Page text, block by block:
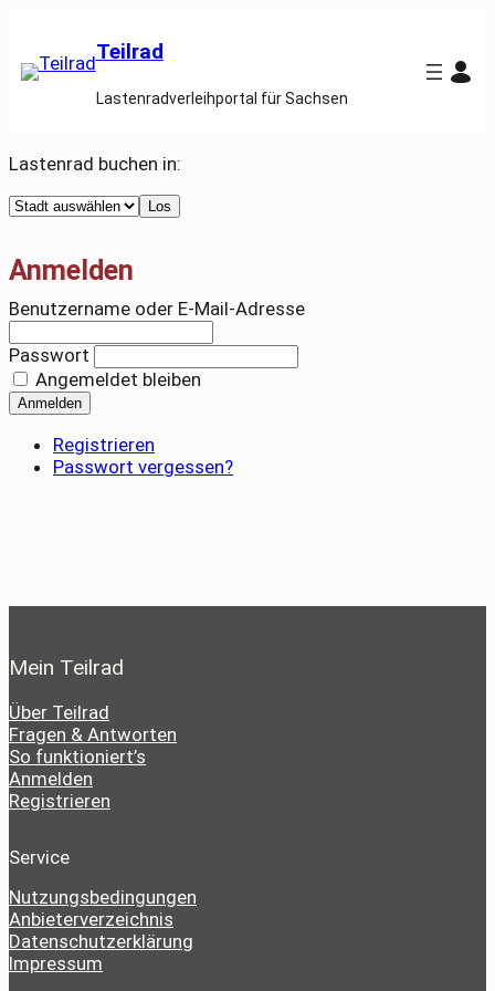
Teilrad
Lastenradverleihportal für Sachsen
Lastenrad buchen in:
Select
Los
Anmelden
Benutzername oder E-Mail-Adresse
Passwort
Angemeldet bleiben
Anmelden
Registrieren
Passwort vergessen?
Mein Teilrad
Über Teilrad
Fragen & Antworten
So funktioniert’s
Anmelden
Registrieren
Service
Nutzungsbedingungen
Anbieterverzeichnis
Datenschutzerklärung
Impressum